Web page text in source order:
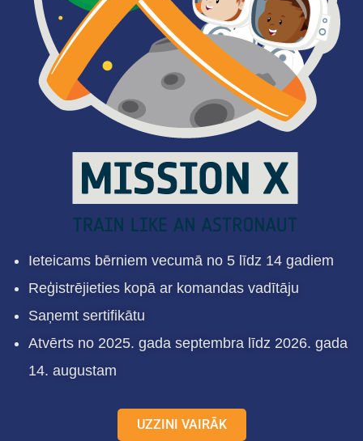
Ieteicams bērniem vecumā no 5 līdz 14 gadiem
Reģistrējieties kopā ar komandas vadītāju
Saņemt sertifikātu
Atvērts no 2025. gada septembra līdz 2026. gada
14. augustam
UZZINI VAIRĀK